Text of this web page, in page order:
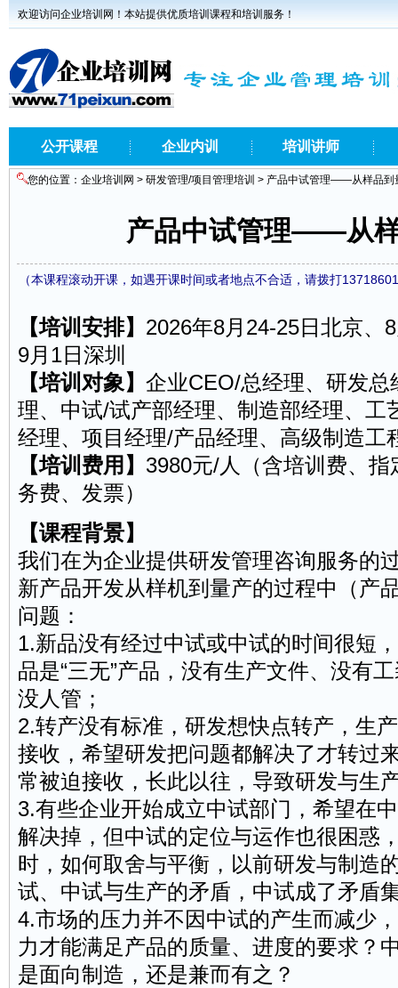
欢迎访问企业培训网！本站提供优质培训课程和培训服务！
公开课程 企业内训 培训讲师
您的位置： 企业培训网 > 研发管理/项目管理培训 > 产品中试管理——从样品到
产品中试管理——从
（本课程滚动开课，如遇开课时间或者地点不合适，请拨打
【培训安排】 2026年8月24-25日北京、
9月1日深圳
【培训对象】 企业CEO/总经理、 研发总
理、中试/试产部经理、制造部经理、工
经理、 项目经理/产品经理、高级制造工
【培训费用】 3980元/人（含培训费、
务费、发票）
【课程背景】
我们在为企业提供研发管理咨询服务的
新产品开发从样机到量产的过程中（产
问题：
1.新品没有经过中试或中试的时间很短
品是“三无”产品，没有生产文件、没有
没人管；
2.转产没有标准，研发想快点转产，生
接收，希望研发把问题都解决了才转过
常被迫接收，长此以往，导致研发与生
3.有些企业开始成立中试部门，希望在
解决掉，但中试的定位与运作也很困惑
时，如何取舍与平衡，以前研发与制造
试、中试与生产的矛盾，中试成了矛盾
4.市场的压力并不因中试的产生而减少
力才能满足产品的质量、进度的要求？
是面向制造，还是兼而有之？